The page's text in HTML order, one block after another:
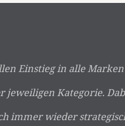
Einstieg in alle
jeweiligen Kategorie.
immer wieder